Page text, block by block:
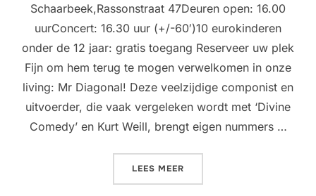
Schaarbeek,Rassonstraat 47Deuren open: 16.00
uurConcert: 16.30 uur (+/-60′)10 eurokinderen
onder de 12 jaar: gratis toegang Reserveer uw plek
Fijn om hem terug te mogen verwelkomen in onze
living: Mr Diagonal! Deze veelzijdige componist en
uitvoerder, die vaak vergeleken wordt met ‘Divine
Comedy’ en Kurt Weill, brengt eigen nummers …
LEES MEER